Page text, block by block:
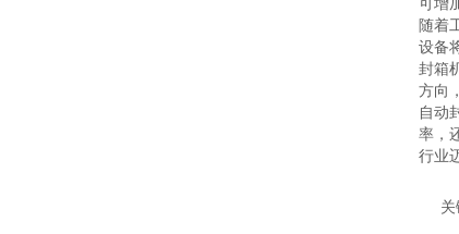
可增
随着
设备
封箱
方向
自动
率，
行业
关